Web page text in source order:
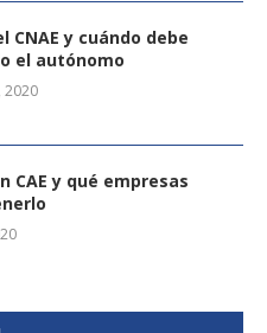
CNAE y cuándo debe
el autónomo
2020
CAE y qué empresas